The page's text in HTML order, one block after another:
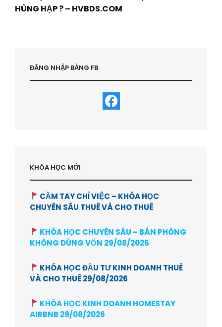
HÙNG HẠP ? – HVBDS.COM
ĐĂNG NHẬP BẰNG FB
KHÓA HỌC MỚI
CẦM TAY CHỈ VIỆC – KHÓA HỌC
CHUYÊN SÂU THUÊ VÀ CHO THUÊ
KHÓA HỌC CHUYÊN SÂU – BÁN PHÒNG
KHÔNG DÙNG VỐN 29/08/2026
KHÓA HỌC ĐẦU TƯ KINH DOANH THUÊ
VÀ CHO THUÊ 29/08/2026
KHÓA HỌC KINH DOANH HOMESTAY
AIRBNB 29/08/2026